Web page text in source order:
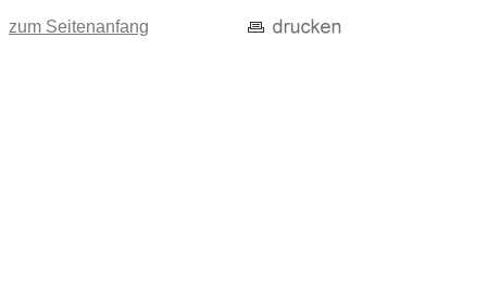
zum Seitenanfang